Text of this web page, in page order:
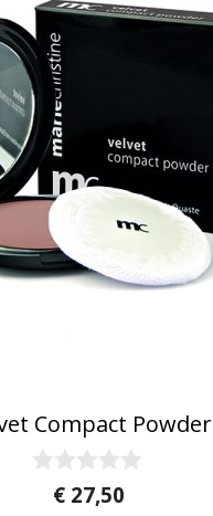
Compact Powder
€27,50